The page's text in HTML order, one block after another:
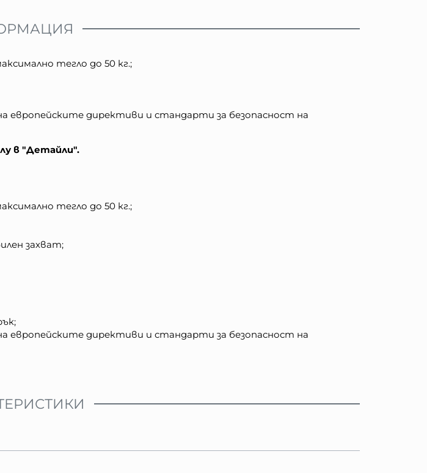
тегло до 50 кг.;
европейските директиви и стандарти за безопасност на
в "Детайли".
тегло до 50 кг.;
захват;
европейските директиви и стандарти за безопасност на